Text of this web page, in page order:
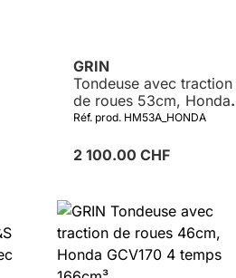
GRIN
Tondeuse avec traction
de roues 53cm, Honda
GCV170 4 temps 166cm³
Réf. prod. HM53A_HONDA
2 100.00 CHF